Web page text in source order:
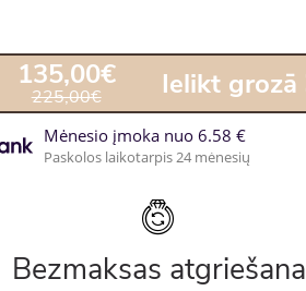
135,00€
225,00€ Ielikt grozā
Mėnesio įmoka nuo 6.58 €
Paskolos laikotarpis 24 mėnesių
Bezmaksas atgriešana